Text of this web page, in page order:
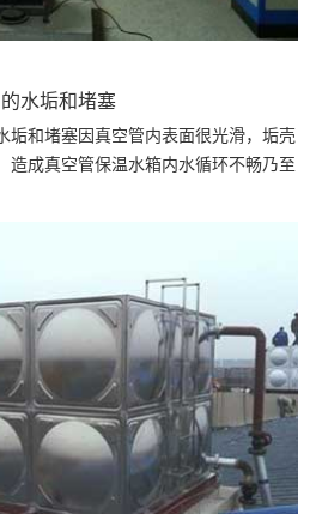
水垢和堵塞
垢和堵塞因真空管内表面很光滑，垢壳
造成真空管保温水箱内水循环不畅乃至